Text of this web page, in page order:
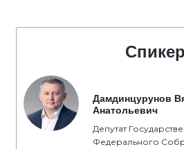
Спикер
Дамдинцурунов
Анатольевич
Депутат
Федерального